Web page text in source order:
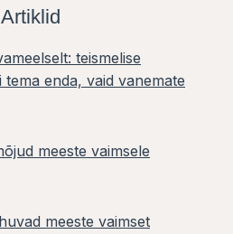
Artiklid
teismelise
enda, vaid vanemate
meeste vaimsele
meeste vaimset